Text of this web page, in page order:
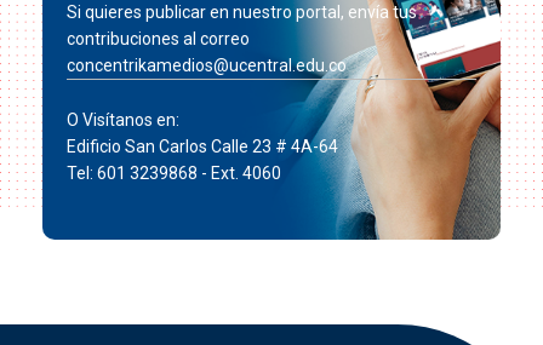
Si quieres publicar en nuestro portal, envía tus
contribuciones al correo
concentrikamedios@ucentral.edu.co
O Visítanos en:
Edificio San Carlos Calle 23 # 4A-64
Tel: 601 3239868 - Ext. 4060